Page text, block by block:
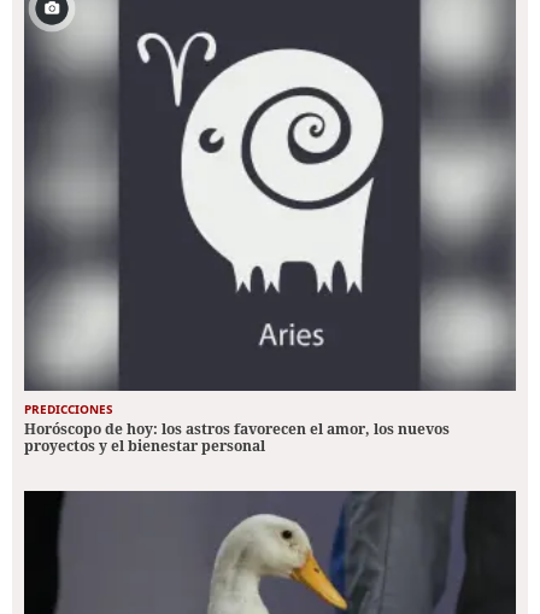
PREDICCIONES
Horóscopo de hoy: los astros favorecen el amor, los nuevos
proyectos y el bienestar personal